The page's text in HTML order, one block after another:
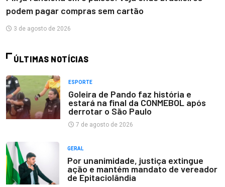
podem pagar compras sem cartão
3 de agosto de 2026
ÚLTIMAS NOTÍCIAS
ESPORTE
Goleira de Pando faz história e
estará na final da CONMEBOL após
derrotar o São Paulo
7 de agosto de 2026
GERAL
Por unanimidade, justiça extingue
ação e mantém mandato de vereador
de Epitaciolândia